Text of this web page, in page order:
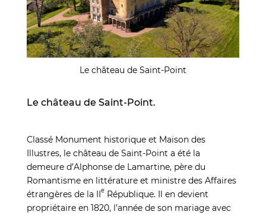
Le château de Saint-Point
Le château de Saint-Point.
Classé Monument historique et Maison des
Illustres, le château de Saint-Point a été la
demeure d’Alphonse de Lamartine, père du
Romantisme en littérature et ministre des Affaires
étrangères de la IIeRépublique. Il en devient
propriétaire en 1820, l’année de son mariage avec